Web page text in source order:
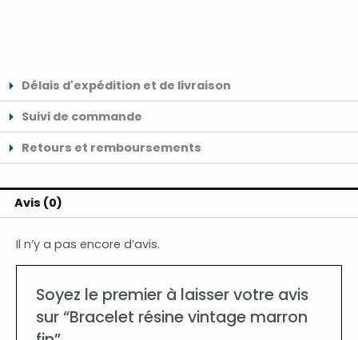
Délais d'expédition et de livraison
Suivi de commande
Retours et remboursements
Avis (0)
Il n’y a pas encore d’avis.
Soyez le premier à laisser votre avis
sur “Bracelet résine vintage marron